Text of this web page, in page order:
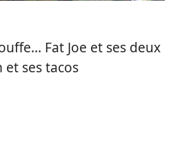
Fat Joe et ses deux
et ses tacos